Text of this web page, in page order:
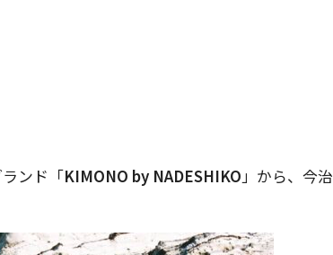
ンド「KIMONO by NADESHIKO」から、今治